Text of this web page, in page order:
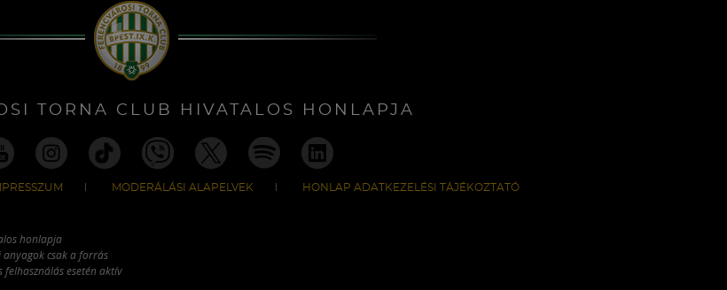
TORNA CLUB HIVATALOS HONLAPJA
MODERÁLÁSI ALAPELVEK HONLAP ADATKEZELÉSI TÁJÉKOZTATÓ
honlapja
csak a forrás
felhasználás esetén aktív